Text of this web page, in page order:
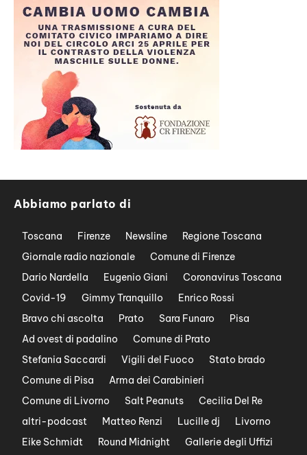
Abbiamo parlato di
Toscana Firenze Newsline
Regione Toscana
Giornale radio nazionale
Comune di Firenze
Dario Nardella
Eugenio Giani
Coronavirus Toscana
Covid-19
Gimmy Tranquillo
Enrico Rossi
Bravo chi ascolta
Prato Sara Funaro
Pisa
Ad ovest di padalino
Comune di Prato
Stefania Saccardi
Vigili del Fuoco
Stato brado
Comune di Pisa
Arma dei Carabinieri
Comune di Livorno
Salt Peanuts
Cecilia Del Re
altri-podcast
Matteo Renzi Lucille dj
Livorno
Eike Schmidt
Round Midnight
Gallerie degli Uffizi